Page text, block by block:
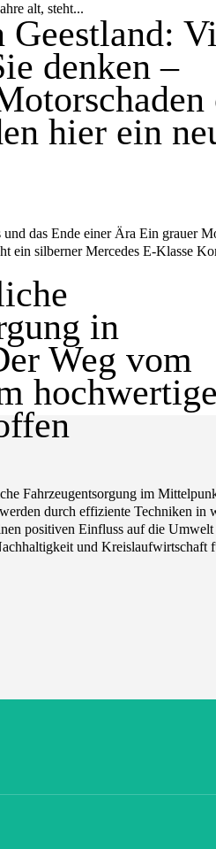
alt, steht...
Geestland:
denken –
hier ein
das Ende einer Ära Ein grauer
ein silberner Mercedes E-Klasse
in
Weg vom
hochwertige
Fahrzeugentsorgung im
durch effiziente Techniken in
positiven Einfluss auf die Umwelt
und Kreislaufwirtschaft